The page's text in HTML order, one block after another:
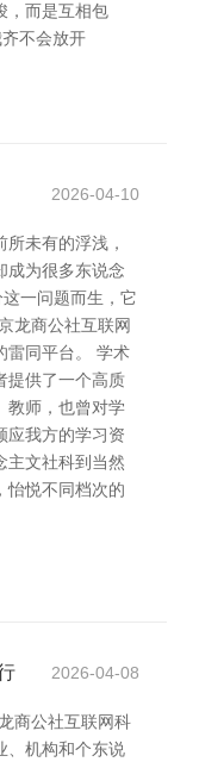
，而是互相包
不会放开
2026-04-10
未有的浮浅，
成为很多东说念
一问题而生，它
龙商公社互联网
雷同平台。 学术
提供了一个高质
教师，也曾对学
应我方的学习资
主文社科到当然
怡悦不同档次的
2026-04-08
商公社互联网科
、机构和个东说